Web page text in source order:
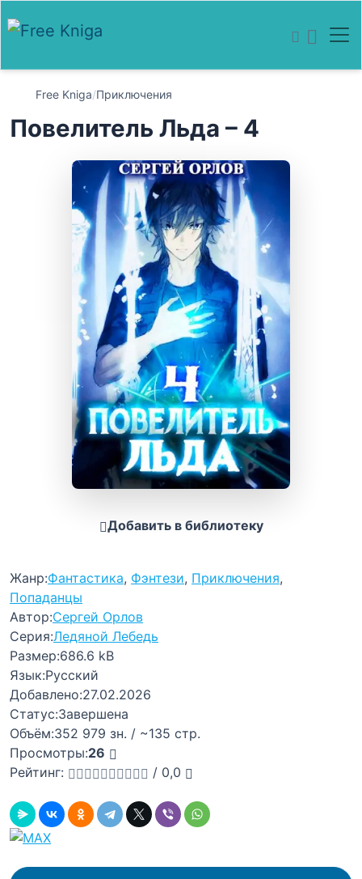
Free Kniga/Приключения
Повелитель Льда – 4
Добавить в библиотеку
Жанр:Фантастика, Фэнтези, Приключения,
Попаданцы
Автор:Сергей Орлов
Серия:Ледяной Лебедь
Размер:686.6 kB
Язык:Русский
Добавлено:27.02.2026
Статус:Завершена
Объём:352 979 зн. / ~135 стр.
Просмотры:26
Рейтинг:
/ 0,0